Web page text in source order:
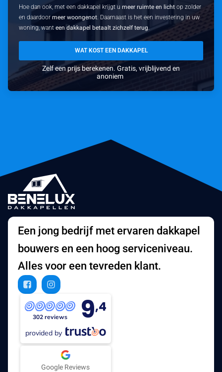
Hoe dan ook, met een dakkapel krijgt umeer ruimte en licht op zolder
en daardoormeer woongenot. Daarnaast is het een investering in uw
woning, wanteen dakkapel betaalt zichzelf terug.
WAT KOST EEN DAKKAPEL
Zelf een prijs berekenen. Gratis, vrijblijvend en
anoniem
Een jong bedrijf met ervaren dakkapel
bouwers en een hoog serviceniveau.
Alles voor een tevreden klant.
302 reviews 9,4
provided by
Google Reviews